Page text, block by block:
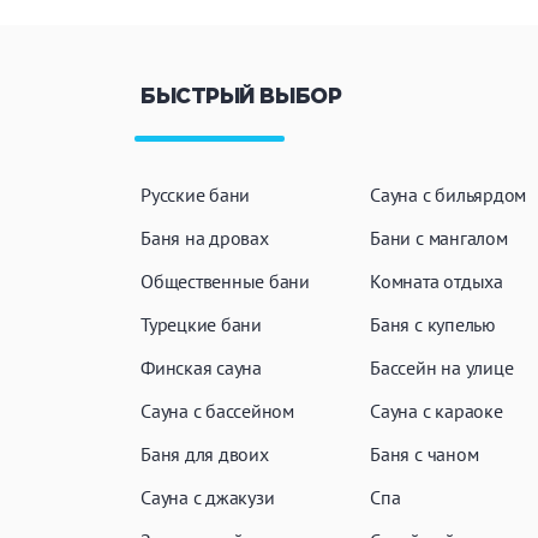
БЫСТРЫЙ ВЫБОР
Русские бани
Баня на дровах
Общественные бани
Турецкие бани
Финская сауна
Сауна с бассейном
Баня для двоих
Сауна с джакузи
Сауна с бильярдом
Бани с мангалом
Комната отдыха
Баня с купелью
Бассейн на улице
Сауна с караоке
Баня с чаном
Спа